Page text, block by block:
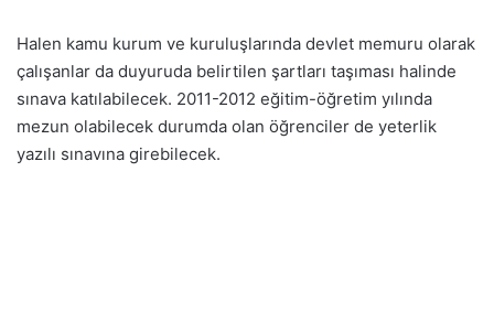
Halen kamu kurum ve kuruluşlarında devlet memuru olarak
çalışanlar da duyuruda belirtilen şartları taşıması halinde
sınava katılabilecek. 2011-2012 eğitim-öğretim yılında
mezun olabilecek durumda olan öğrenciler de yeterlik
yazılı sınavına girebilecek.